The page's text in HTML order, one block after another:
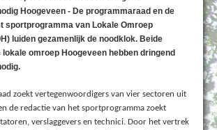
Hoogeveen - De programmaraad en de
sportprogramma van Lokale Omroep
luiden gezamenlijk de noodklok. Beide
lokale omroep Hoogeveen hebben dringend
zoekt vertegenwoordigers van vier sectoren uit
de redactie van het sportprogramma zoekt
verslaggevers en technici. Door het vertrek